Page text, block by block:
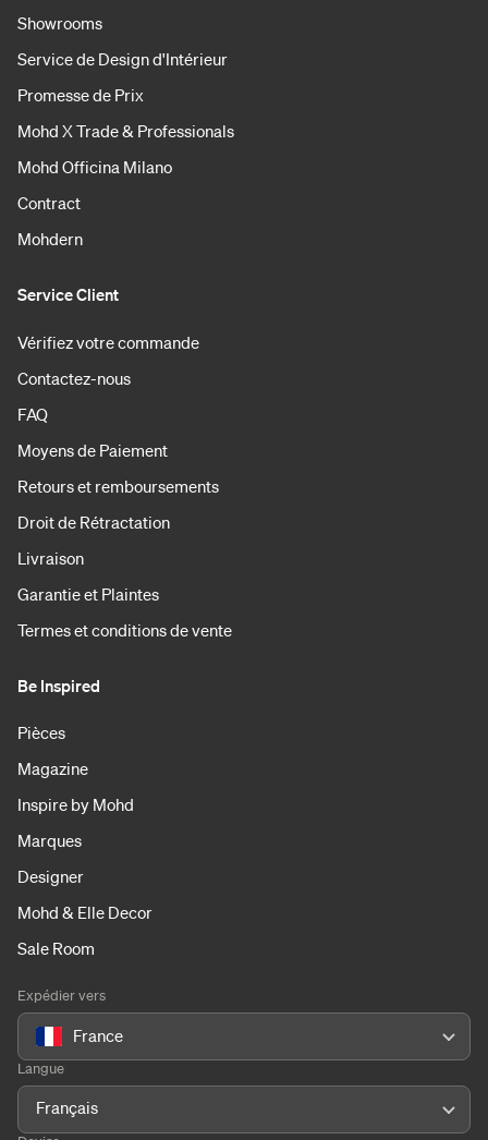
Showrooms
Service de Design d'Intérieur
Promesse de Prix
Mohd X Trade & Professionals
Mohd Officina Milano
Contract
Mohdern
Service Client
Vérifiez votre commande
Contactez-nous
FAQ
Moyens de Paiement
Retours et remboursements
Droit de Rétractation
Livraison
Garantie et Plaintes
Termes et conditions de vente
Be Inspired
Pièces
Magazine
Inspire by Mohd
Marques
Designer
Mohd & Elle Decor
Sale Room
Expédier vers
France
Langue
Français